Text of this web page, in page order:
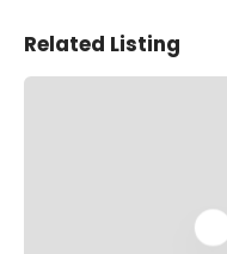
Related Listing